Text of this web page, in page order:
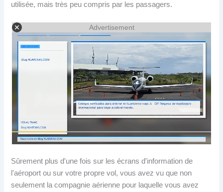
utilisée, mais très peu compris par les passagers.
Advertisement
Sûrement plus d'une fois sur les écrans d'information de
l'aéroport ou sur votre propre vol, vous avez vu que non
seulement la compagnie aérienne pour laquelle vous avez